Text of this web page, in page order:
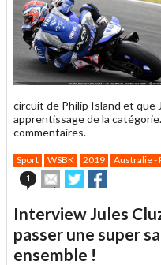
circuit de Philip Island et que
apprentissage de la
commentaires.
Sport WSBK 2019 Australie -
1
Envoyer
cet
à
un
ami
Partager
sur sur
Interview Jules
passer une super
ensemble !